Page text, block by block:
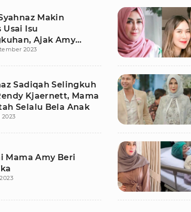
Makin
Usai Isu
Ajak Amy
Bareng
2023
Sadiqah Selingkuh
Kjaernett, Mama
Selalu Bela Anak
2023
Mama Amy Beri